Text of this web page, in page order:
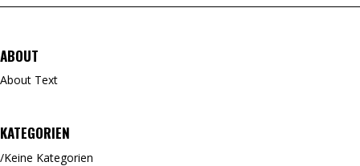
for:
ABOUT
About Text
KATEGORIEN
Keine Kategorien